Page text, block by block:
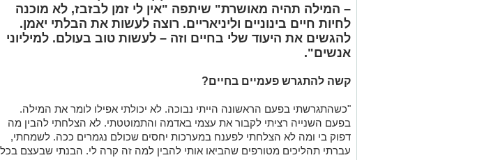
קשה להתגרש פעמיים בחיים?
"כשהתגרשתי בפעם הראשונה הייתי נבוכה. לא יכולתי אפילו לומר את המילה.
דפוק בי ומה לא הצלחתי לפענח במערכות יחסים שכולם נגמרים ככה. לשמחתי,
עברתי תהליכים מטורפים שהביאו אותי להבין למה זה קרה לי. הבנתי שבעצם בכל
מערכת יחסים חיקיתי את אמא שלי. שתקתי ואפשרתי שידברו ויתנהגו אלי בצורה לא
ראויה. ולכן חייתי במערכות יחסים הרסניות. הגירושים הגיעו ממקום של התעוררות.
שדי, אני בטוחה שלחיים יש הרבה יותר מזה להציע לי. הבנתי את חלקי בהריסת
הקשר הזוגי והחלטתי להתקדם".